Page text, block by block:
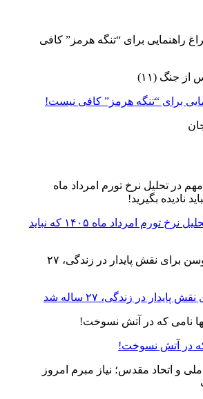
از جنگ (۱۱)
برای “تنگه هرمز” کافی نیست!
دو نکته مهم در تحلیل نرخ تورم امرداد ماه ۱۴۰۵ که نباید
در زندگی، ۲۷ ساله شد
که در آتش نسوخت!